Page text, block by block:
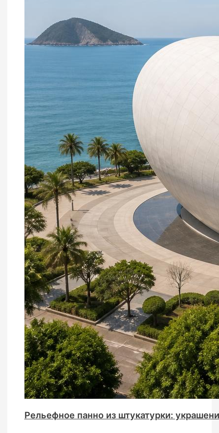
Рельефное панно из штукатурки: